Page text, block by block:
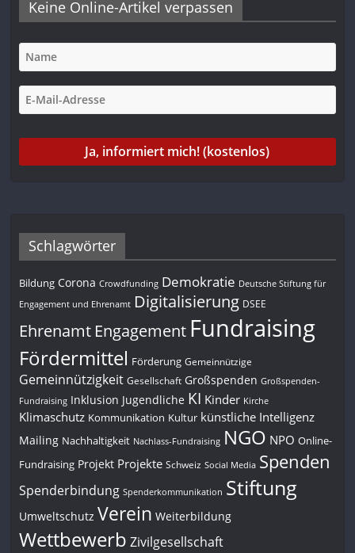
Keine Online-Artikel verpassen
Schlagwörter
Bildung Corona Crowdfunding Demokratie Deutsche Stiftung für
Engagement und Ehrenamt Digitalisierung DSEE
Ehrenamt Engagement Fundraising
Fördermittel Förderung Gemeinnützige
Gemeinnützigkeit Gesellschaft Großspenden Großspenden-
Fundraising Inklusion Jugendliche KI Kinder Kirche
Klimaschutz Kommunikation Kultur künstliche Intelligenz
Mailing Nachhaltigkeit Nachlass-Fundraising NGO NPO Online-
Fundraising Projekt Projekte Schweiz Social Media Spenden
Spenderbindung Spenderkommunikation Stiftung
Umweltschutz Verein Weiterbildung
Wettbewerb Zivilgesellschaft